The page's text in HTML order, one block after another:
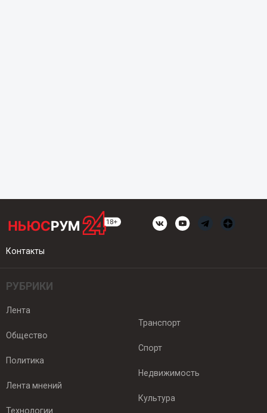
Контакты
РУБРИКИ
Лента
Общество
Политика
Лента мнений
Технологии
Транспорт
Спорт
Недвижимость
Культура